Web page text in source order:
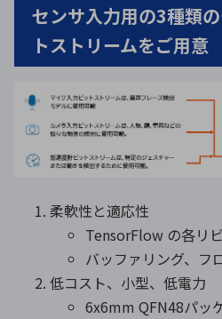
センサ入力用の3種類
トストリームをご用意
柔軟性と適応性
TensorFlow の各リ
バッファリング、フ
低コスト、小型、低電力
6x6mm QFN48パッ